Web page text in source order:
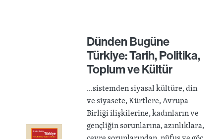
Dünden Bugüne
Türkiye: Tarih, Politika,
Toplum ve Kültür
...sistemden siyasal kültüre, din
ve siyasete, Kürtlere, Avrupa
Birliği ilişkilerine, kadınların ve
gençliğin sorunlarına, azınlıklara,